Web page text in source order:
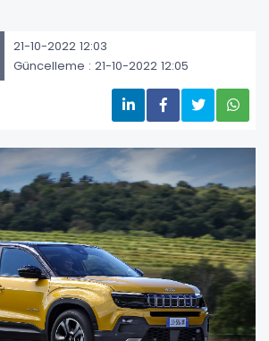
21-10-2022 12:03
Güncelleme : 21-10-2022 12:05